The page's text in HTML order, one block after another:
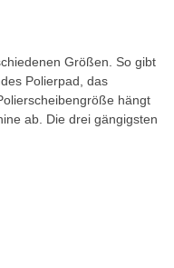
Größen. So gibt
Polierpad, das
hängt
ab. Die drei gängigsten